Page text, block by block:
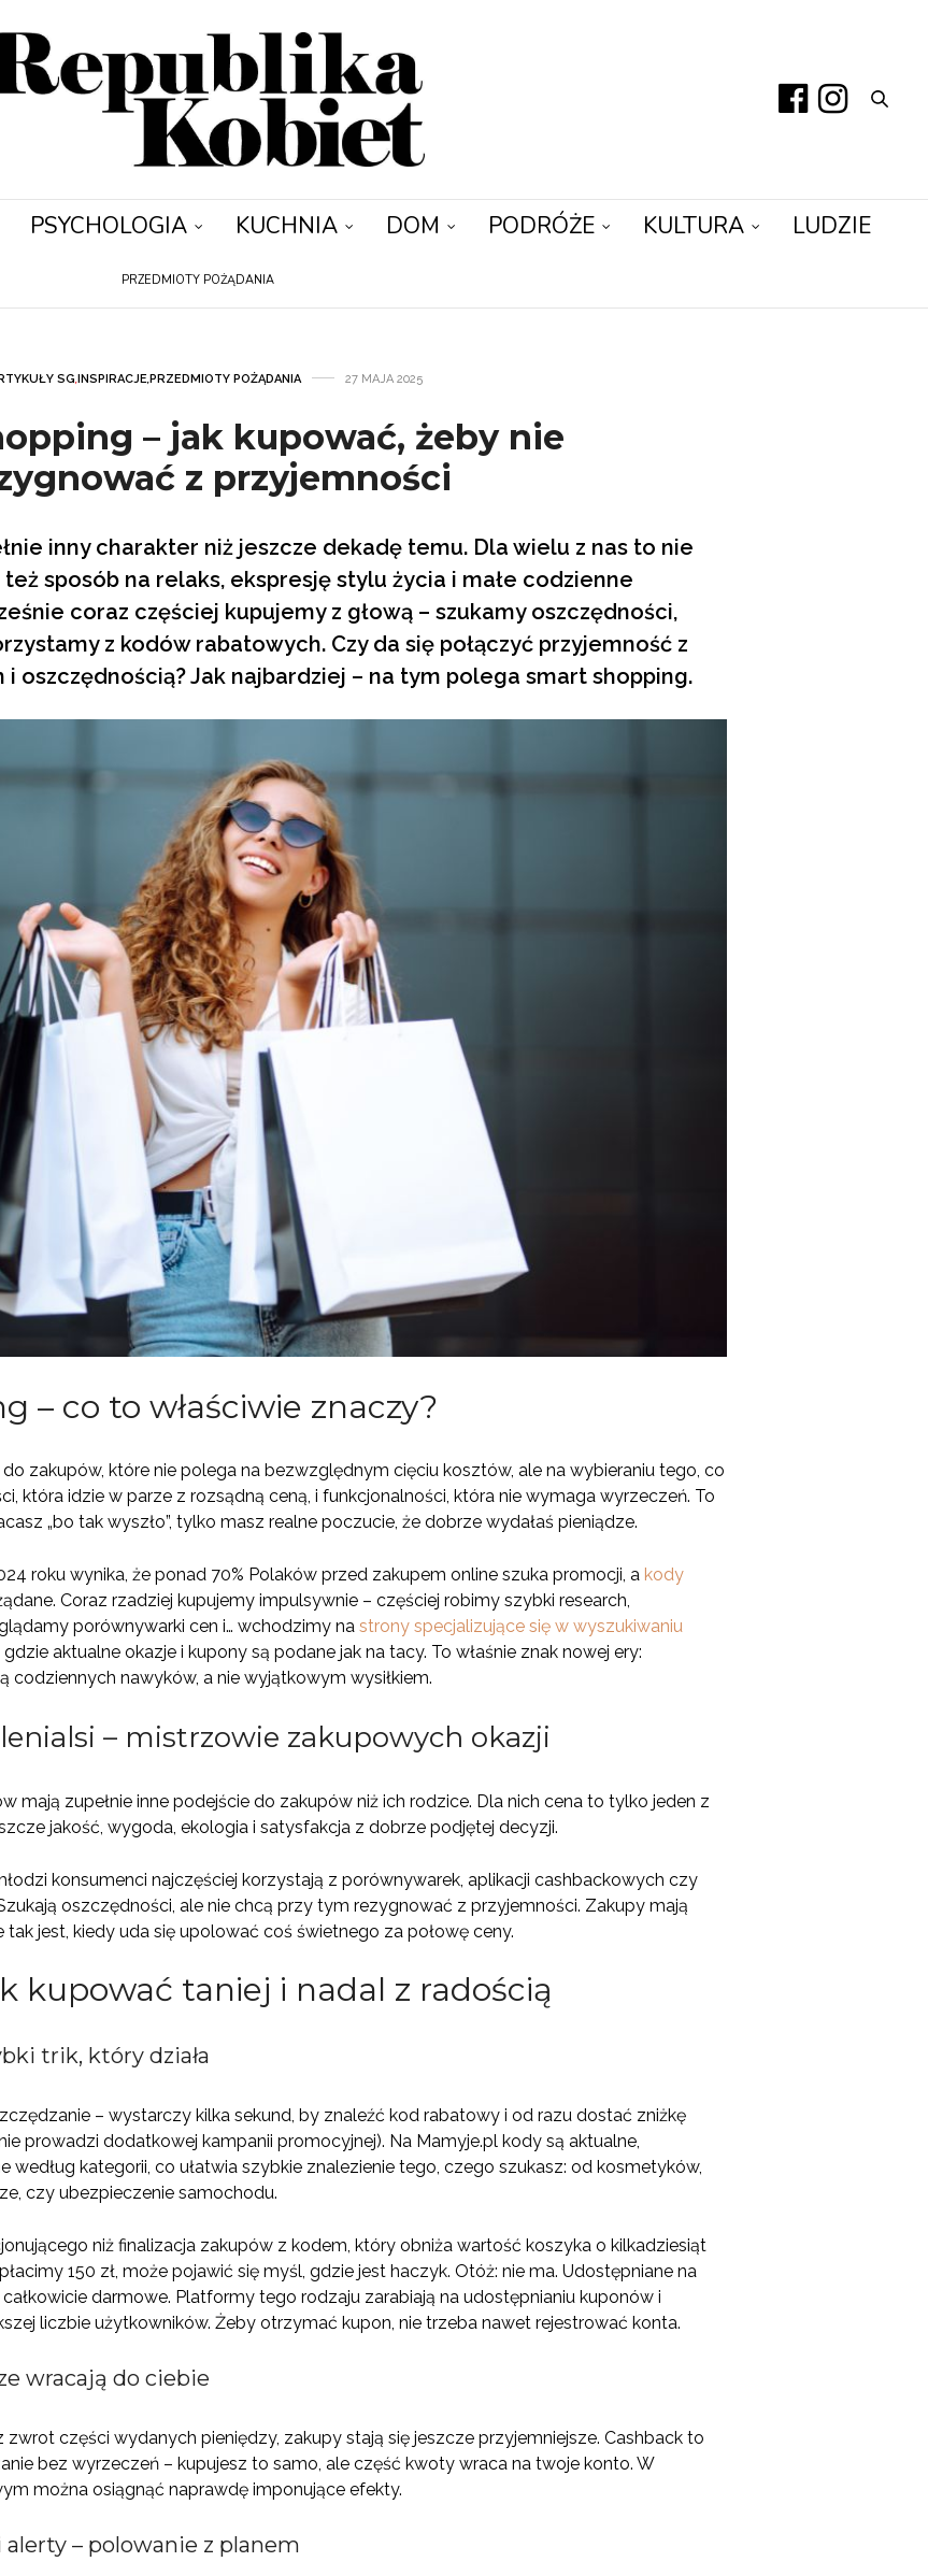
PSYCHOLOGIA KUCHNIA DOM PODRÓŻE KULTURA LUDZIE
PRZEDMIOTY POŻĄDANIA
SG,INSPIRACJE,PRZEDMIOTY POŻĄDANIA 27 MAJA 2025
– jak kupować, żeby nie
z przyjemności
inny charakter niż jeszcze dekadę temu. Dla wielu z nas to nie
sposób na relaks, ekspresję stylu życia i małe codzienne
coraz częściej kupujemy z głową – szukamy oszczędności,
z kodów rabatowych. Czy da się połączyć przyjemność z
i oszczędnością? Jak najbardziej – na tym polega smart shopping.
– co to właściwie znaczy?
zakupów, które nie polega na bezwzględnym cięciu kosztów, ale na wybieraniu tego, co
która idzie w parze z rozsądną ceną, i funkcjonalności, która nie wymaga wyrzeczeń. To
„bo tak wyszło”, tylko masz realne poczucie, że dobrze wydałaś pieniądze.
roku wynika, że ponad 70% Polaków przed zakupem online szuka promocji, a kody
Coraz rzadziej kupujemy impulsywnie – częściej robimy szybki research,
porównywarki cen i… wchodzimy na strony specjalizujące się w wyszukiwaniu
gdzie aktualne okazje i kupony są podane jak na tacy. To właśnie znak nowej ery:
codziennych nawyków, a nie wyjątkowym wysiłkiem.
– mistrzowie zakupowych okazji
mają zupełnie inne podejście do zakupów niż ich rodzice. Dla nich cena to tylko jeden z
jakość, wygoda, ekologia i satysfakcja z dobrze podjętej decyzji.
konsumenci najczęściej korzystają z porównywarek, aplikacji cashbackowych czy
oszczędności, ale nie chcą przy tym rezygnować z przyjemności. Zakupy mają
tak jest, kiedy uda się upolować coś świetnego za połowę ceny.
kupować taniej i nadal z radością
trik, który działa
– wystarczy kilka sekund, by znaleźć kod rabatowy i od razu dostać zniżkę
prowadzi dodatkowej kampanii promocyjnej). Na Mamyje.pl kody są aktualne,
według kategorii, co ułatwia szybkie znalezienie tego, czego szukasz: od kosmetyków,
czy ubezpieczenie samochodu.
niż finalizacja zakupów z kodem, który obniża wartość koszyka o kilkadziesiąt
150 zł, może pojawić się myśl, gdzie jest haczyk. Otóż: nie ma. Udostępniane na
darmowe. Platformy tego rodzaju zarabiają na udostępnianiu kuponów i
liczbie użytkowników. Żeby otrzymać kupon, nie trzeba nawet rejestrować konta.
wracają do ciebie
części wydanych pieniędzy, zakupy stają się jeszcze przyjemniejsze. Cashback to
bez wyrzeczeń – kupujesz to samo, ale część kwoty wraca na twoje konto. W
można osiągnąć naprawdę imponujące efekty.
– polowanie z planem